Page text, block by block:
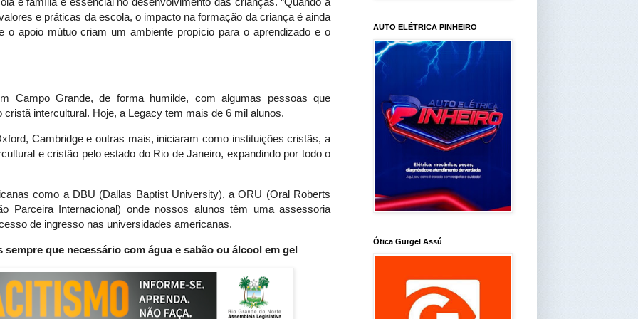
e práticas da escola, o impacto na formação da criança é ainda
o apoio mútuo criam um ambiente propício para o aprendizado e o
Campo Grande, de forma humilde, com algumas pessoas que
intercultural. Hoje, a Legacy tem mais de 6 mil alunos.
Cambridge e outras mais, iniciaram como instituições cristãs, a
e cristão pelo estado do Rio de Janeiro, expandindo por todo o
como a DBU (Dallas Baptist University), a ORU (Oral Roberts
Parceira Internacional) onde nossos alunos têm uma assessoria
de ingresso nas universidades americanas.
que necessário com água e sabão ou álcool em gel
AUTO ELÉTRICA PINHEIRO
Ótica Gurgel Assú